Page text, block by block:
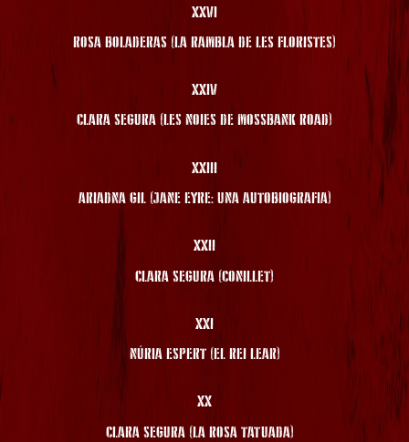
XXVI
ROSA BOLADERAS (LA RAMBLA DE LES FLORISTES)
XXIV
CLARA SEGURA (LES NOIES DE MOSSBANK ROAD)
XXIII
ARIADNA GIL (JANE EYRE: UNA AUTOBIOGRAFIA)
XXII
CLARA SEGURA (CONILLET)
XXI
NÚRIA ESPERT (EL REI LEAR)
XX
CLARA SEGURA (LA ROSA TATUADA)